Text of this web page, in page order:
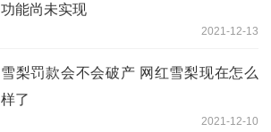
功能尚未实现
2021-12-13
雪梨罚款会不会破产 网红雪梨现在怎么
样了
2021-12-10